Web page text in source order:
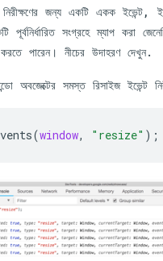
জন্য একটি একক ইভেন্ট,
পূর্বনির্ধারিত সংগ্রহে ম্যাপ করা
করতে পারেন। নীচের উদাহরণ দেখুন.
অবজেক্টের সমস্ত রিসাইজ ইভেন্ট
(window, "resize" );